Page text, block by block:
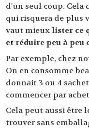
d'un seul coup.
qui risquera de plus
vaut mieuxlister ce
et réduire peu à peu
Par exemple, chez
On en consomme
donnait 3 ou 4
commencer par
Cela peut aussi être
trouver sans